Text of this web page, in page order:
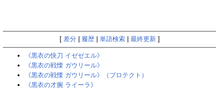
[ 差分 履歴| 単語検索| 最終更新]
《黒衣の快刀 イゼゼエル》
《黒衣の戦慄 ガウリール》
《黒衣の戦慄 ガウリール》（プロテクト）
《黒衣の才腕 ライーラ》